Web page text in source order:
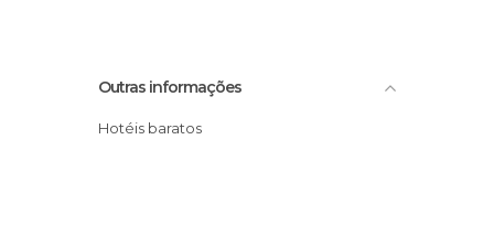
Outras informações
Hotéis baratos